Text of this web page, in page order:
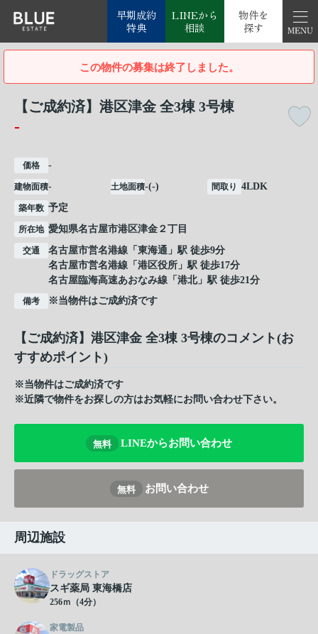
早期成約
特典
LINEから
相談
物件を
探す
この物件の募集は終了しました。
【ご成約済】港区津金 全3棟 3号棟
-
価格 -
建物面積- 土地面積-(-) 間取り 4LDK
築年数 予定
所在地 愛知県名古屋市港区津金 ２丁目
交通 名古屋市営名港線 「 東海通 」駅 徒歩9分
名古屋市営名港線 「 港区役所 」駅 徒歩17分
名古屋臨海高速あおなみ線 「 港北」駅 徒歩21分
備考 ※当物件はご成約済です
【ご成約済】港区津金 全3棟 3号棟のコメント(お
すすめポイント)
※当物件はご成約済です
※近隣で物件をお探しの方はお気軽にお問い合わせ下さい。
無料 LINEからお問い合わせ
無料 お問い合わせ
周辺施設
ドラッグストア
スギ薬局 東海橋店
256ｍ（4分）
家電製品